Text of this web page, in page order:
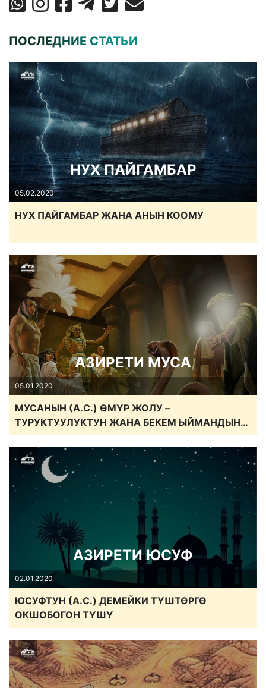
ПОСЛЕДНИЕ СТАТЬИ
НУХ ПАЙГАМБАР
05.02.2020
НУХ ПАЙГАМБАР ЖАНА АНЫН КООМУ
АЗИРЕТИ МУСА
05.01.2020
МУСАНЫН (А.С.) ӨМҮР ЖОЛУ –
ТУРУКТУУЛУКТУН ЖАНА БЕКЕМ ЫЙМАНДЫН
ҮЛГҮСҮ
АЗИРЕТИ ЮСУФ
02.01.2020
ЮСУФТУН (А.С.) ДЕМЕЙКИ ТҮШТӨРГӨ
ОКШОБОГОН ТҮШҮ